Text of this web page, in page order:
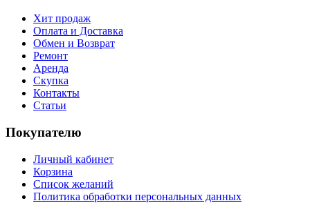
Хит продаж
Оплата и Доставка
Обмен и Возврат
Ремонт
Аренда
Скупка
Контакты
Статьи
Покупателю
Личный кабинет
Корзина
Список желаний
Политика обработки персональных данных